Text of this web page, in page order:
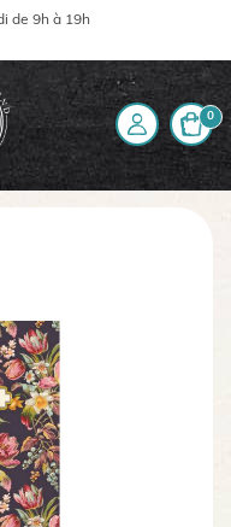
de 9h à 19h
0